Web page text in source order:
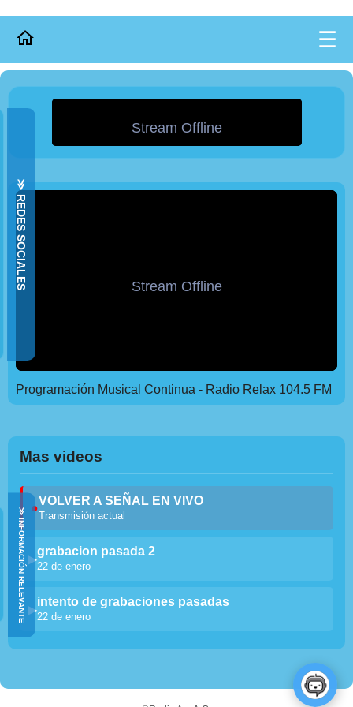
☰
≫ REDES SOCIALES
≫ INFORMACIÓN RELEVANTE
Programación Musical Continua - Radio Relax 104.5 FM
Mas videos
●
VOLVER A SEÑAL EN VIVO
Transmisión actual
▶
grabacion pasada 2
22 de enero
▶
intento de grabaciones pasadas
22 de enero